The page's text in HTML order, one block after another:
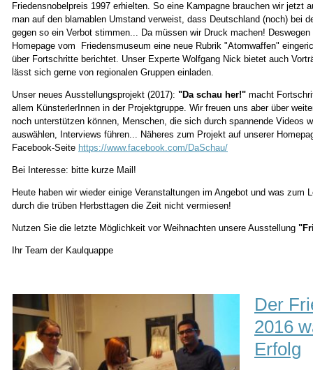
Friedensnobelpreis 1997 erhielten. So eine Kampagne brauchen wir jetzt
man auf den blamablen Umstand verweist, dass Deutschland (noch) bei
gegen so ein Verbot stimmen... Da müssen wir Druck machen! Deswegen
Homepage vom Friedensmuseum eine neue Rubrik "Atomwaffen"
über Fortschritte berichtet. Unser Experte Wolfgang Nick bietet auch
lässt sich gerne von regionalen Gruppen einladen.
Unser neues Ausstellungsprojekt (2017): "Da schau her!" macht
allem KünsterlerInnen in der Projektgruppe. Wir freuen uns aber über
noch unterstützen können, Menschen, die sich durch spannende Videos
auswählen, Interviews führen... Näheres zum Projekt auf unserer
Facebook-Seite https://www.facebook.com/DaSchau/
Bei Interesse: bitte kurze Mail!
Heute haben wir wieder einige Veranstaltungen im Angebot und was zum
durch die trüben Herbsttagen die Zeit nicht vermiesen!
Nutzen Sie die letzte Möglichkeit vor Weihnachten unsere Ausstellung
Ihr Team der Kaulquappe
Der
2016
Erfolg